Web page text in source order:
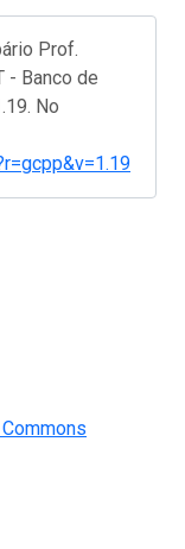
Prof.
- Banco de
No